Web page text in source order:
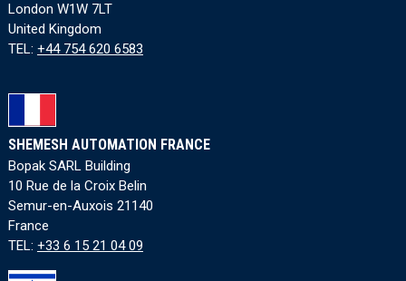
London W1W 7LT
United Kingdom
TEL: +44 754 620 6583
SHEMESH AUTOMATION FRANCE
Bopak SARL Building
10 Rue de la Croix Belin
Semur-en-Auxois 21140
France
TEL: +33 6 15 21 04 09